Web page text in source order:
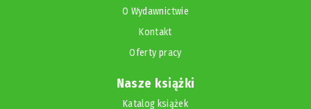
O Wydawnictwie
Kontakt
Oferty pracy
Nasze książki
Katalog książek